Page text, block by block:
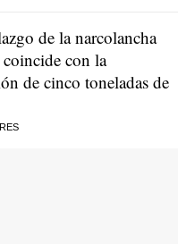
de la narcolancha
con la
de cinco toneladas de